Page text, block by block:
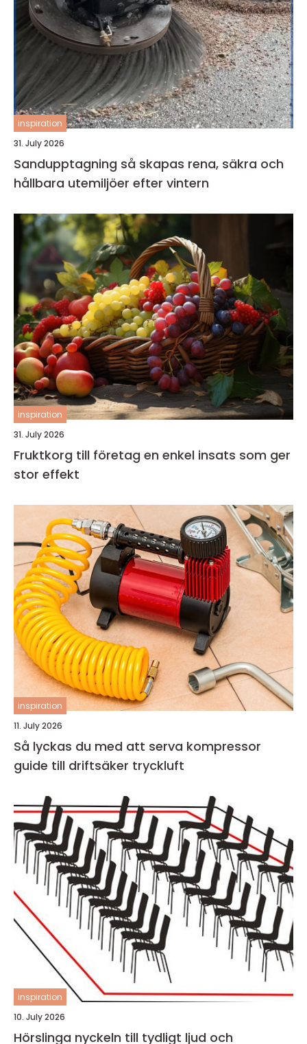
inspiration
31. July 2026
Sandupptagning så skapas rena, säkra och
hållbara utemiljöer efter vintern
inspiration
31. July 2026
Fruktkorg till företag en enkel insats som ger
stor effekt
inspiration
11. July 2026
Så lyckas du med att serva kompressor
guide till driftsäker tryckluft
inspiration
10. July 2026
Hörslinga nyckeln till tydligt ljud och